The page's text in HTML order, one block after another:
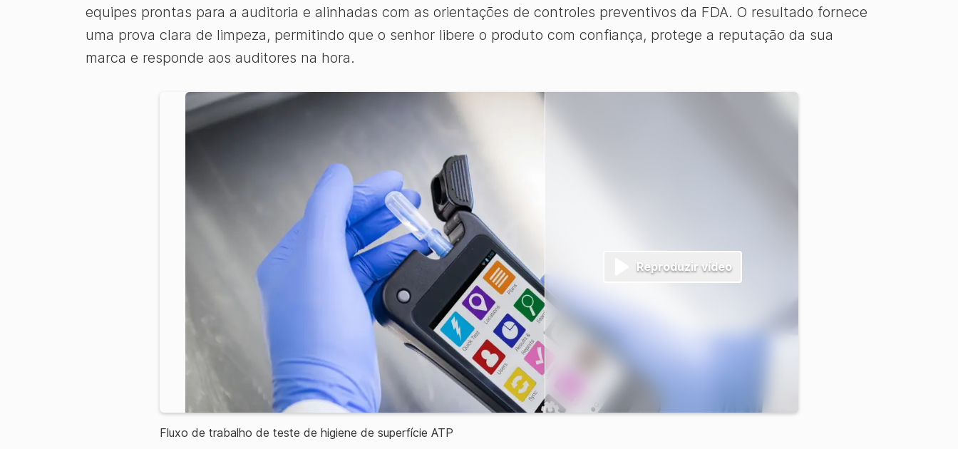
equipes prontas para a auditoria e alinhadas com as orientações de controles preventivos da FDA. O resultado fornece
uma prova clara de limpeza, permitindo que o senhor libere o produto com confiança, protege a reputação da sua
marca e responde aos auditores na hora.
Reproduzir vídeo
Fluxo de trabalho de teste de higiene de superfície ATP